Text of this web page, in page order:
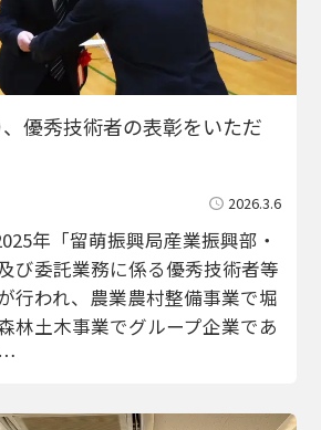
優秀技術者の表彰をいただ
2026.3.6
年「留萌振興局産業振興部・
び委託業務に係る優秀技術者等
行われ、農業農村整備事業で堀
林土木事業でグループ企業であ